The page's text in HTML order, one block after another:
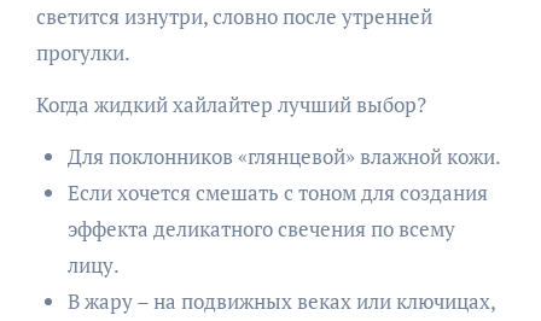
светится изнутри, словно после утренней
прогулки.
Когда жидкий хайлайтер лучший выбор?
Для поклонников «глянцевой» влажной кожи.
Если хочется смешать с тоном для создания
эффекта деликатного свечения по всему
лицу.
В жару – на подвижных веках или ключицах,